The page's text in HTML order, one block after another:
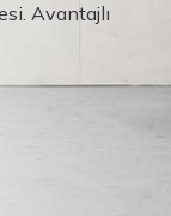
Avantajlı